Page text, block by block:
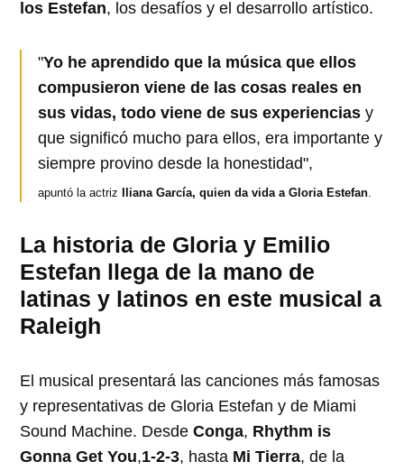
los Estefan, los desafíos y el desarrollo artístico.
"Yo he aprendido que la música que ellos
compusieron viene de las cosas reales en
sus vidas, todo viene de sus experienciasy
que significó mucho para ellos, era importante y
siempre provino desde la honestidad",
apuntó la actriz Iliana García, quien da vida a Gloria Estefan.
La historia de Gloria y Emilio
Estefan llega de la mano de
latinas y latinos en este musical a
Raleigh
El musical presentará las canciones más famosas
y representativas de Gloria Estefan y de Miami
Sound Machine. DesdeConga, Rhythm is
Gonna Get You,1-2-3, hasta Mi Tierra, de la